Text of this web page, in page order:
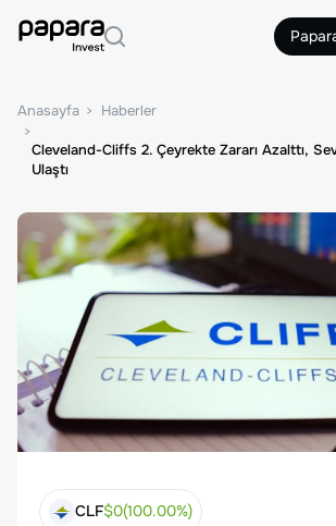
Anasayfa Haberler
Cleveland-Cliffs 2. Çeyrekte Zararı Azalttı,
Ulaştı
CLF$0(100.00%)